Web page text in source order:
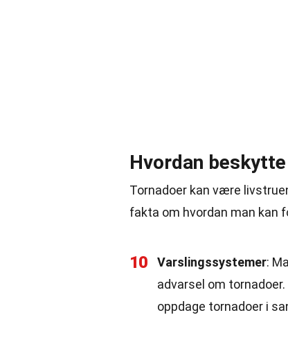
Hvordan
Tornadoer kan være
fakta om hvordan man kan
10 Varslingssystemer:
advarsel om
oppdage tornadoer i